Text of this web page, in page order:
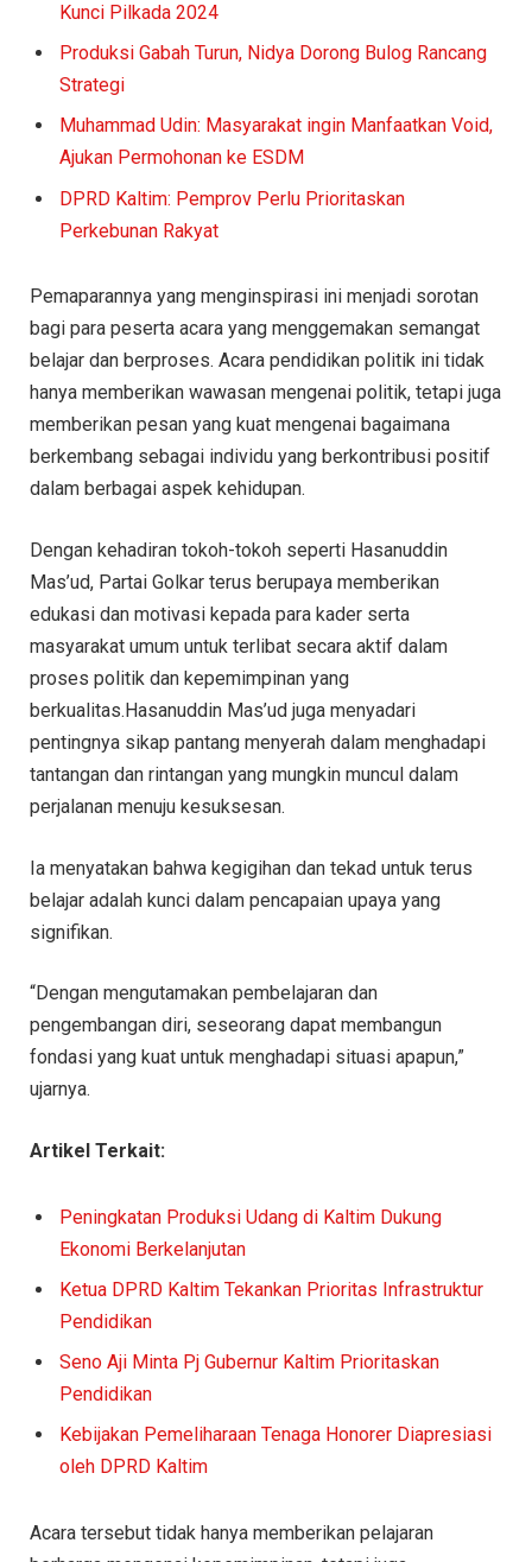
Kunci Pilkada 2024
Produksi Gabah Turun, Nidya Dorong Bulog Rancang
Strategi
Muhammad Udin: Masyarakat ingin Manfaatkan Void,
Ajukan Permohonan ke ESDM
DPRD Kaltim: Pemprov Perlu Prioritaskan
Perkebunan Rakyat
Pemaparannya yang menginspirasi ini menjadi sorotan
bagi para peserta acara yang menggemakan semangat
belajar dan berproses. Acara pendidikan politik ini tidak
hanya memberikan wawasan mengenai politik, tetapi juga
memberikan pesan yang kuat mengenai bagaimana
berkembang sebagai individu yang berkontribusi positif
dalam berbagai aspek kehidupan.
Dengan kehadiran tokoh-tokoh seperti Hasanuddin
Mas’ud, Partai Golkar terus berupaya memberikan
edukasi dan motivasi kepada para kader serta
masyarakat umum untuk terlibat secara aktif dalam
proses politik dan kepemimpinan yang
berkualitas.Hasanuddin Mas’ud juga menyadari
pentingnya sikap pantang menyerah dalam menghadapi
tantangan dan rintangan yang mungkin muncul dalam
perjalanan menuju kesuksesan.
Ia menyatakan bahwa kegigihan dan tekad untuk terus
belajar adalah kunci dalam pencapaian upaya yang
signifikan.
“Dengan mengutamakan pembelajaran dan
pengembangan diri, seseorang dapat membangun
fondasi yang kuat untuk menghadapi situasi apapun,”
ujarnya.
Artikel Terkait:
Peningkatan Produksi Udang di Kaltim Dukung
Ekonomi Berkelanjutan
Ketua DPRD Kaltim Tekankan Prioritas Infrastruktur
Pendidikan
Seno Aji Minta Pj Gubernur Kaltim Prioritaskan
Pendidikan
Kebijakan Pemeliharaan Tenaga Honorer Diapresiasi
oleh DPRD Kaltim
Acara tersebut tidak hanya memberikan pelajaran